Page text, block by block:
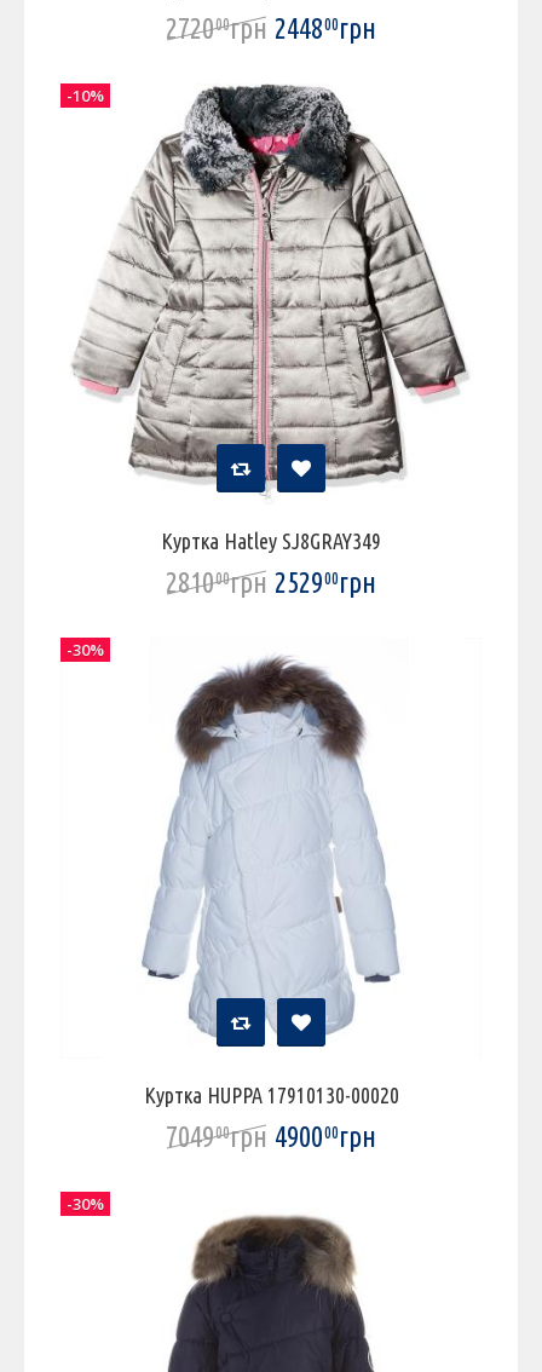
272000грн 244800грн
Куртка Hatley SJ8GRAY349
281000грн 252900грн
-10%
Куртка HUPPA 17910130-00020
704900грн 490000грн
-30%
-30%